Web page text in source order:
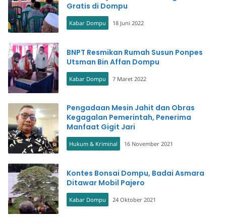
Gratis di Dompu
Kabar Dompu 18 Juni 2022
BNPT Resmikan Rumah Susun Ponpes
Utsman Bin Affan Dompu
Kabar Dompu 7 Maret 2022
Pengadaan Mesin Jahit dan Obras
Kegagalan Pemerintah, Penerima
Manfaat Gigit Jari
Hukum & Kriminal 16 November 2021
Kontes Bonsai Dompu, Badai Asmara
Ditawar Mobil Pajero
Kabar Dompu 24 Oktober 2021